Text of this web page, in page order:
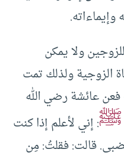
ولا يمكن
الزوجية ولذلك تمت
فعن عائشة رضي الله
ﷺ: إني لأعلم إذا كنت
قالت: فقلتُ: مِن